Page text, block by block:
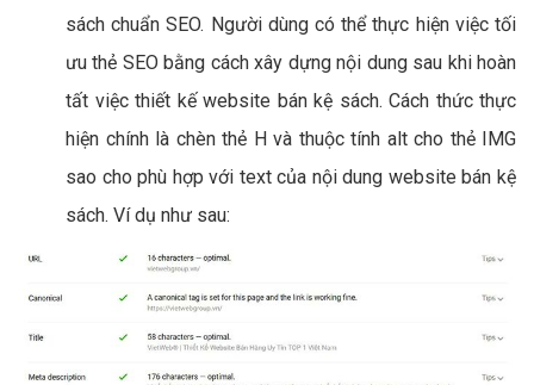
sách chuẩn SEO. Người dùng có thể thực hiện việc tối
ưu thẻ SEO bằng cách xây dựng nội dung sau khi hoàn
tất việc thiết kế website bán kệ sách. Cách thức thực
hiện chính là chèn thẻ H và thuộc tính alt cho thẻ IMG
sao cho phù hợp với text của nội dung website bán kệ
sách. Ví dụ như sau: